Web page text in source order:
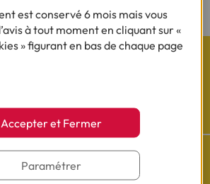
actualités Cofidis
est conservé 6 mois mais vous
à tout moment en cliquant sur «
» figurant en bas de chaque page
Accepter et Fermer
Paramétrer